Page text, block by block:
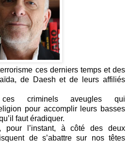
ces derniers temps et des
de Daesh et de leurs affiliés
ces criminels aveugles qui
pour accomplir leurs basses
faut éradiquer.
l’instant, à côté des deux
de s’abattre sur nos têtes